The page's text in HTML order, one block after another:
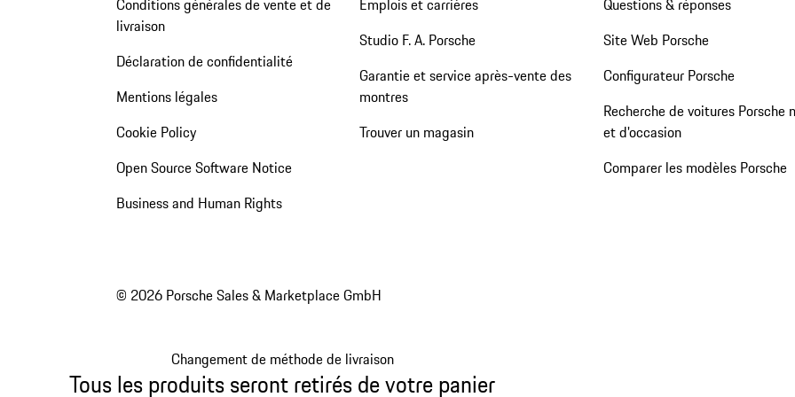
Conditions générales de vente et de
livraison
Déclaration de confidentialité
Mentions légales
Cookie Policy
Open Source Software Notice
Business and Human Rights
Emplois et carrières
Studio F. A. Porsche
Garantie et service après-vente des
montres
Trouver un magasin
Questions & réponses
Site Web Porsche
Configurateur Porsche
Recherche de voitures Porsche
et d'occasion
Comparer les modèles Porsche
© 2026 Porsche Sales & Marketplace GmbH
Changement de méthode de livraison
Tous les produits seront retirés de votre panier